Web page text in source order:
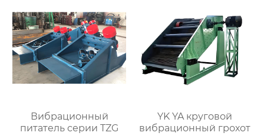
Вибрационный
питатель серии TZG
YK YA круговой
вибрационный грохот